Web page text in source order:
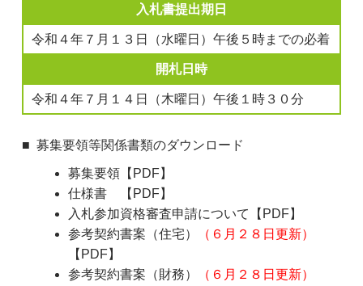
入札書提出期日
令和４年７月１３日（水曜日）午後５時までの必着
開札日時
令和４年７月１４日（木曜日）午後１時３０分
募集要領等関係書類のダウンロード
募集要領【PDF】
仕様書 【PDF】
入札参加資格審査申請について【PDF】
参考契約書案（住宅）
（６月２８日更新）
【PDF】
参考契約書案（財務）
（６月２８日更新）